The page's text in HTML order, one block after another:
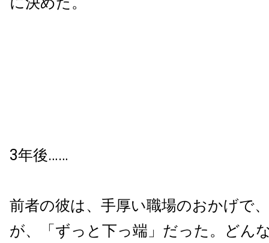
3年後……
前者の彼は、手厚い職場のおかげで
が、「ずっと下っ端」だった。どん